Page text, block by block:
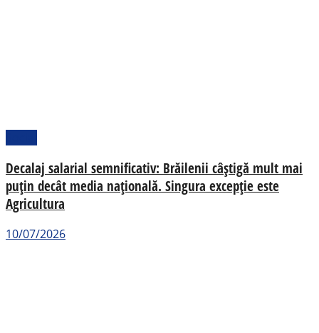
Decalaj salarial semnificativ: Brăilenii câștigă mult mai
puțin decât media națională. Singura excepție este
Agricultura
10/07/2026